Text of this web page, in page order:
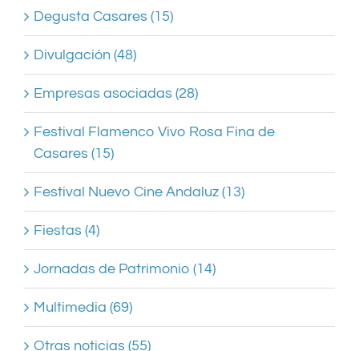
Degusta Casares (15)
Divulgación (48)
Empresas asociadas (28)
Festival Flamenco Vivo Rosa Fina de
Casares (15)
Festival Nuevo Cine Andaluz (13)
Fiestas (4)
Jornadas de Patrimonio (14)
Multimedia (69)
Otras noticias (55)